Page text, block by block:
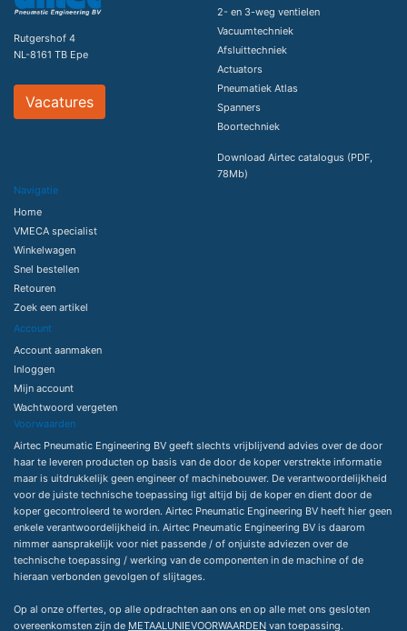
Rutgershof 4
NL-8161 TB Epe
Vacatures
2- en 3-weg ventielen
Vacuumtechniek
Afsluittechniek
Actuators
Pneumatiek Atlas
Spanners
Boortechniek
Download Airtec catalogus (PDF,
78Mb)
Navigatie
Home
VMECA specialist
Winkelwagen
Snel bestellen
Retouren
Zoek een artikel
Account
Account aanmaken
Inloggen
Mijn account
Wachtwoord vergeten
Voorwaarden
Airtec Pneumatic Engineering BV geeft slechts vrijblijvend advies over de door
haar te leveren producten op basis van de door de koper verstrekte informatie
maar is uitdrukkelijk geen engineer of machinebouwer. De verantwoordelijkheid
voor de juiste technische toepassing ligt altijd bij de koper en dient door de
koper gecontroleerd te worden. Airtec Pneumatic Engineering BV heeft hier geen
enkele verantwoordelijkheid in. Airtec Pneumatic Engineering BV is daarom
nimmer aansprakelijk voor niet passende / of onjuiste adviezen over de
technische toepassing / werking van de componenten in de machine of de
hieraan verbonden gevolgen of slijtages.
Op al onze offertes, op alle opdrachten aan ons en op alle met ons gesloten
overeenkomsten zijn de METAALUNIEVOORWAARDEN van toepassing.